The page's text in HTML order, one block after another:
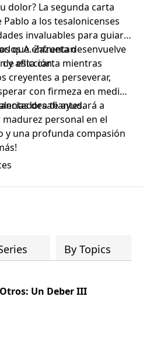
dolor? La segunda carta
a los tesalonicenses
invaluables para guiar a
que enfrentan
y aflicción.
A. Zazueta desenvuelve
esta carta mientras
creyentes a perseverar,
con firmeza en medio
desafiantes.
te ayudará a
personal en el
y una profunda compasión
By Topics
Un Deber III